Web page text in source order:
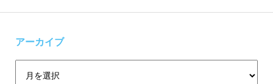
アーカイブ